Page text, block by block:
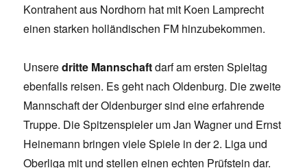
Kontrahent aus Nordhorn hat mit Koen Lamprecht
einen starken holländischen FM hinzubekommen.
Unseredritte Mannschaftdarf am ersten Spieltag
ebenfalls reisen. Es geht nach Oldenburg. Die zweite
Mannschaft der Oldenburger sind eine erfahrende
Truppe. Die Spitzenspieler um Jan Wagner und Ernst
Heinemann bringen viele Spiele in der 2. Liga und
Oberliga mit und stellen einen echten Prüfstein dar.